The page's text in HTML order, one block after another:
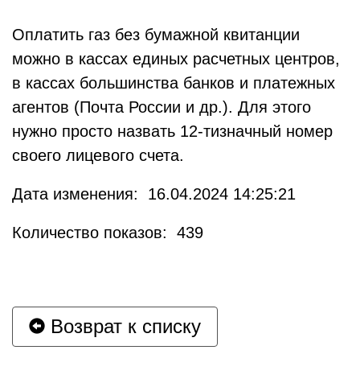
Оплатить газ без бумажной квитанции
можно в кассах единых расчетных центров,
в кассах большинства банков и платежных
агентов (Почта России и др.). Для этого
нужно просто назвать 12-тизначный номер
своего лицевого счета.
Дата изменения: 16.04.2024 14:25:21
Количество показов: 439
Возврат к списку